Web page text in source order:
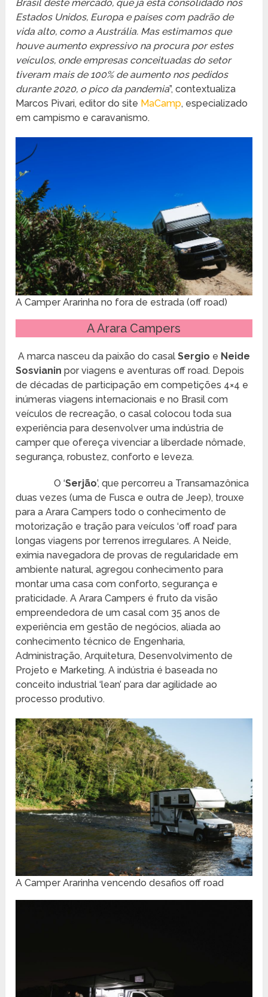
Brasil deste mercado, que já está consolidado nos
Estados Unidos, Europa e países com padrão de
vida alto, como a Austrália. Mas estimamos que
houve aumento expressivo na procura por estes
veículos, onde empresas conceituadas do setor
tiveram mais de 100% de aumento nos pedidos
durante 2020, o pico da pandemia”, contextualiza
Marcos Pivari, editor do site MaCamp, especializado
em campismo e caravanismo.
A Camper Ararinha no fora de estrada (off road)
A Arara Campers
A marca nasceu da paixão do casalSergio e Neide
Sosvianin por viagens e aventuras off road. Depois
de décadas de participação em competições 4×4 e
inúmeras viagens internacionais e no Brasil com
veículos de recreação, o casal colocou toda sua
experiência para desenvolver uma indústria de
camper que ofereça vivenciar a liberdade nômade,
segurança, robustez, conforto e leveza.
O ‘Serjão’, que percorreu a Transamazônica
duas vezes (uma de Fusca e outra de Jeep), trouxe
para a Arara Campers todo o conhecimento de
motorização e tração para veículos ‘off road’ para
longas viagens por terrenos irregulares. A Neide,
exímia navegadora de provas de regularidade em
ambiente natural, agregou conhecimento para
montar uma casa com conforto, segurança e
praticidade. A Arara Campers é fruto da visão
empreendedora de um casal com 35 anos de
experiência em gestão de negócios, aliada ao
conhecimento técnico de Engenharia,
Administração, Arquitetura, Desenvolvimento de
Projeto e Marketing. A indústria é baseada no
conceito industrial ‘lean’ para dar agilidade ao
processo produtivo.
A Camper Ararinha vencendo desafios off road